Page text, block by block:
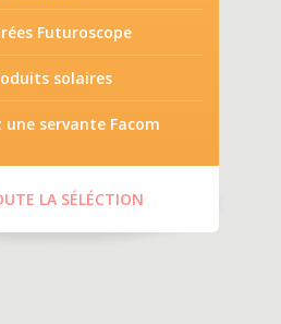
Futuroscope
solaires
une servante Facom
LA SÉLÉCTION